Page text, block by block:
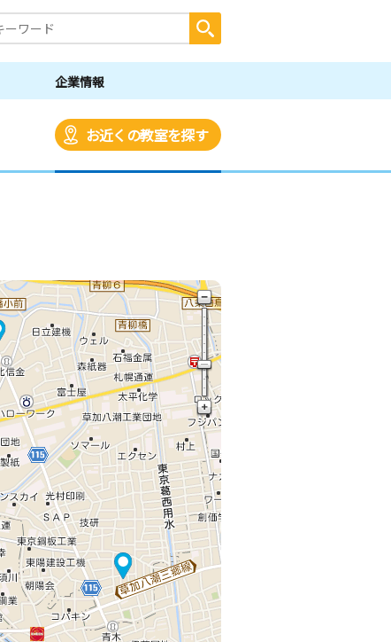
企業情報
お近くの教室を探す